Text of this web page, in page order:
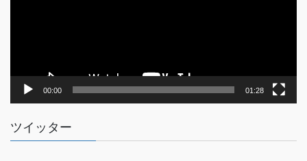
00:00 01:28
ツイッター